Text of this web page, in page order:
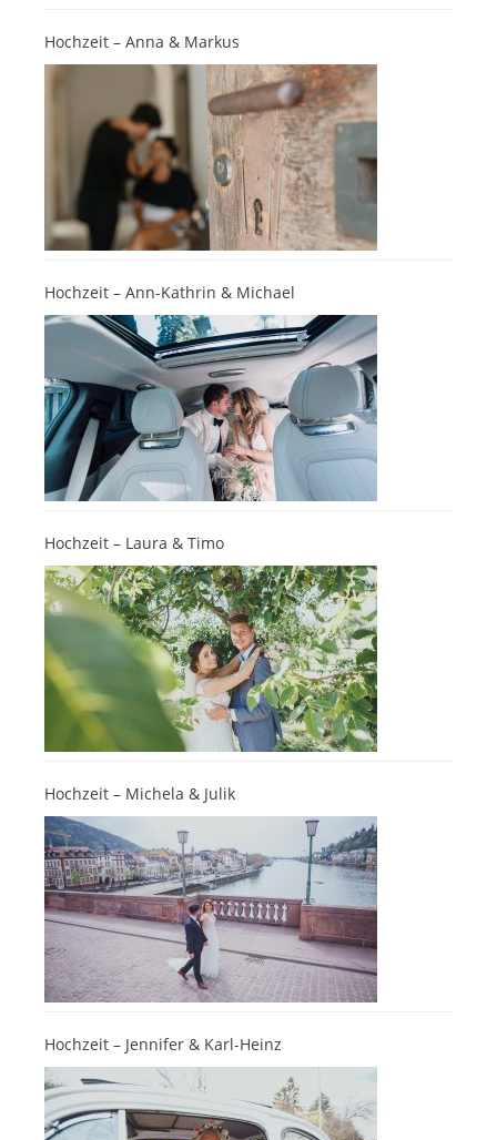
Hochzeit – Anna & Markus
Hochzeit – Ann-Kathrin & Michael
Hochzeit – Laura & Timo
Hochzeit – Michela & Julik
Hochzeit – Jennifer & Karl-Heinz